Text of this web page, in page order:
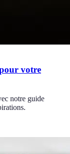
votre
notre guide